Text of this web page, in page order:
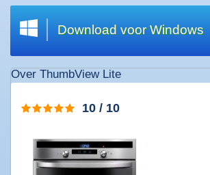
zoekt
u?
20
downloads
downloaden
downloaden
Muziek
Download voor Windows
Over ThumbView Lite
10 / 10